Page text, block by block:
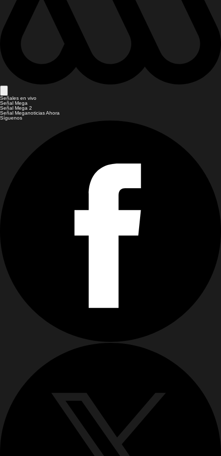
Señales en vivo
Señal Mega
Señal Mega 2
Señal Meganoticias Ahora
Síguenos